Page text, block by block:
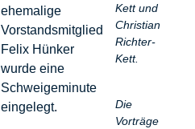
ehemalige
Vorstandsmitglied
Felix Hünker
wurde eine
Schweigeminute
eingelegt.
Kett und
Christian
Richter-
Kett.
Die
Vorträge